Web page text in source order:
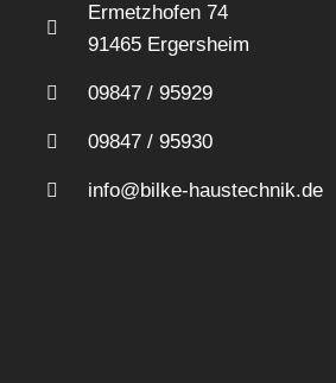
Ermetzhofen 74
91465 Ergersheim
09847 / 95929
09847 / 95930
info@bilke-haustechnik.de